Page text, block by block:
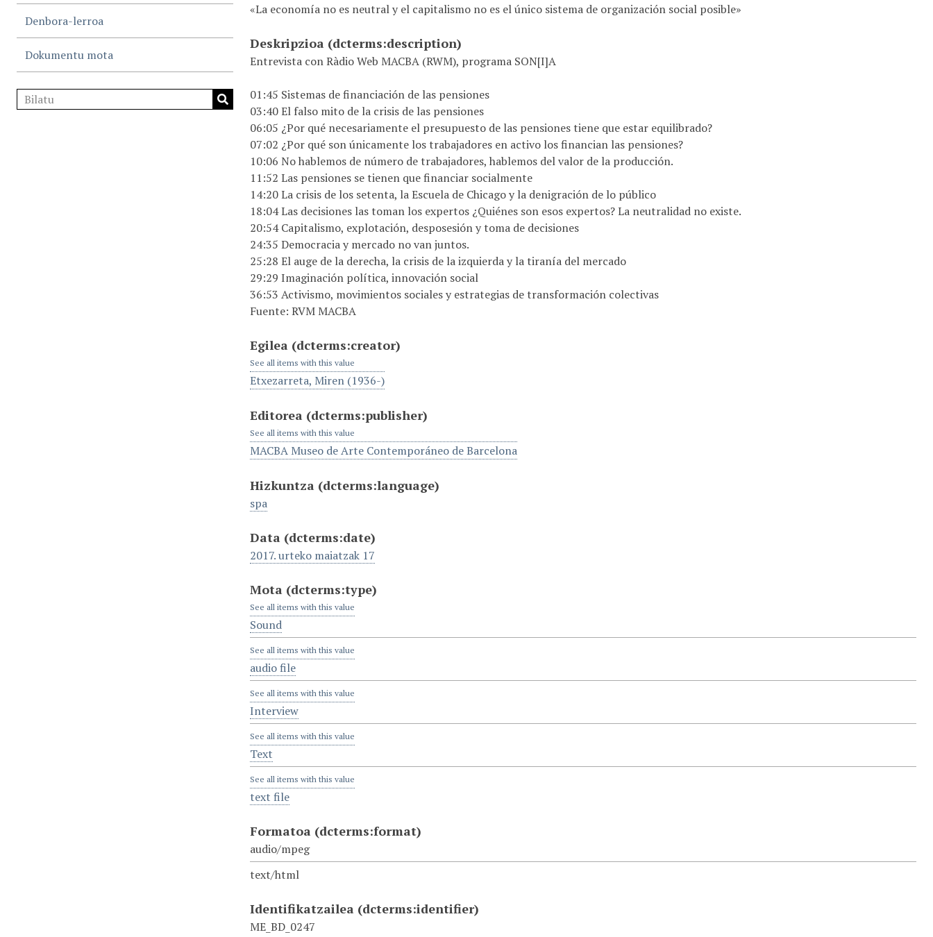
Denbora-lerroa
Dokumentu mota
«La economía no es neutral y el capitalismo no es el único sistema de organización social posible»
Deskripzioa (dcterms:description)
Entrevista con Ràdio Web MACBA (RWM), programa SON[I]A
01:45 Sistemas de financiación de las pensiones
03:40 El falso mito de la crisis de las pensiones
06:05 ¿Por qué necesariamente el presupuesto de las pensiones tiene que estar equilibrado?
07:02 ¿Por qué son únicamente los trabajadores en activo los financian las pensiones?
10:06 No hablemos de número de trabajadores, hablemos del valor de la producción.
11:52 Las pensiones se tienen que financiar socialmente
14:20 La crisis de los setenta, la Escuela de Chicago y la denigración de lo público
18:04 Las decisiones las toman los expertos ¿Quiénes son esos expertos? La neutralidad no existe.
20:54 Capitalismo, explotación, desposesión y toma de decisiones
24:35 Democracia y mercado no van juntos.
25:28 El auge de la derecha, la crisis de la izquierda y la tiranía del mercado
29:29 Imaginación política, innovación social
36:53 Activismo, movimientos sociales y estrategias de transformación colectivas
Fuente: RVM MACBA
Egilea (dcterms:creator)
See all items with this value
Etxezarreta, Miren (1936-)
Editorea (dcterms:publisher)
See all items with this value
MACBA Museo de Arte Contemporáneo de Barcelona
Hizkuntza (dcterms:language)
spa
Data (dcterms:date)
2017. urteko maiatzak 17
Mota (dcterms:type)
See all items with this value
Sound
See all items with this value
audio file
See all items with this value
Interview
See all items with this value
Text
See all items with this value
text file
Formatoa (dcterms:format)
audio/mpeg
text/html
Identifikatzailea (dcterms:identifier)
ME_BD_0247